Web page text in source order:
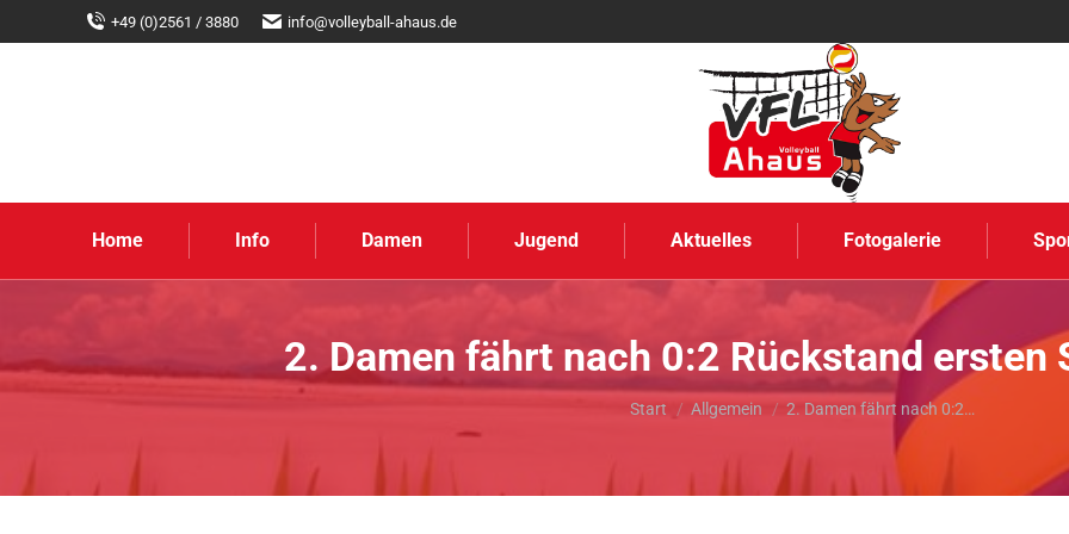
+49 (0)2561 / 3880 info@volleyball-ahaus.de
Home Info Damen Jugend Aktuelles Fotogalerie
2. Damen fährt nach 0:2 Rückstand ersten
Sie befinden sich hier:
Start Allgemein 2. Damen fährt nach 0:2…